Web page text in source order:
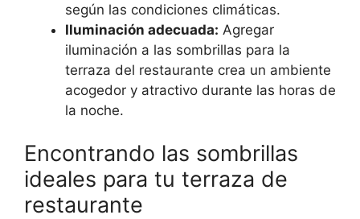
según las condiciones climáticas.
Iluminación adecuada: Agregar
iluminación a las sombrillas para la
terraza del restaurante crea un ambiente
acogedor y atractivo durante las horas de
la noche.
Encontrando las sombrillas
ideales para tu terraza de
restaurante